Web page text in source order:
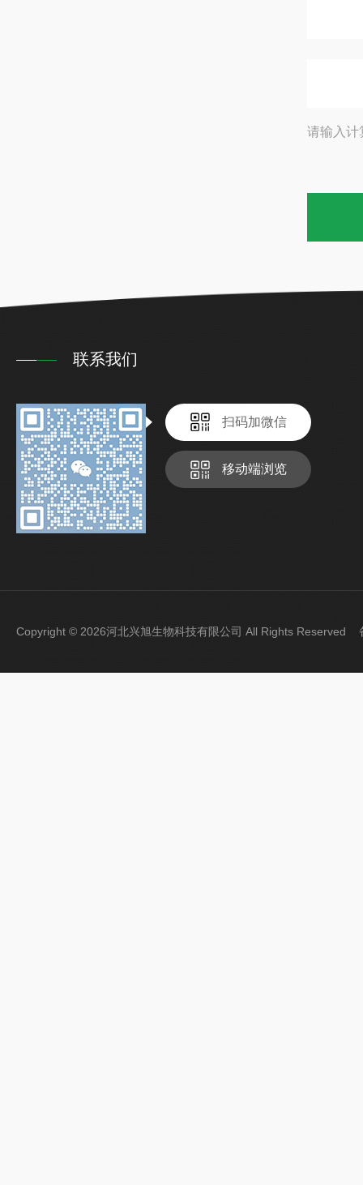
请输入计
联系我们
扫码加微信
移动端浏览
Copyright © 2026河北兴旭生物科技有限公司 All Rights Reserved